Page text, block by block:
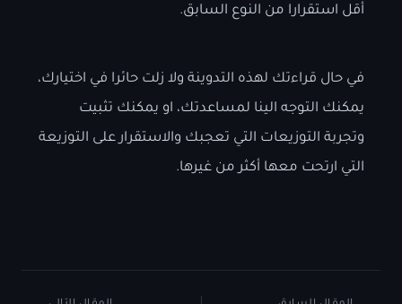
أقل استقرارا من النوع السابق.
في حال قراءتك لهذه التدوينة ولا زلت حائرا في اختيارك،
يمكنك التوجه الينا لمساعدتك، او يمكنك تثبيت
وتجربة التوزيعات التي تعجبك والاستقرار على التوزيعة
التي ارتحت معها أكثر من غيرها.